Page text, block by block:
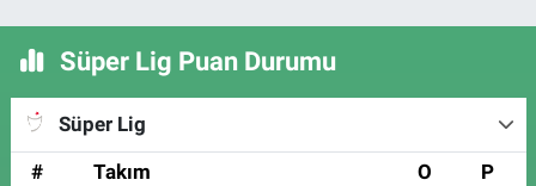
Süper Lig Puan Durumu
Süper Lig
#
Takım O P